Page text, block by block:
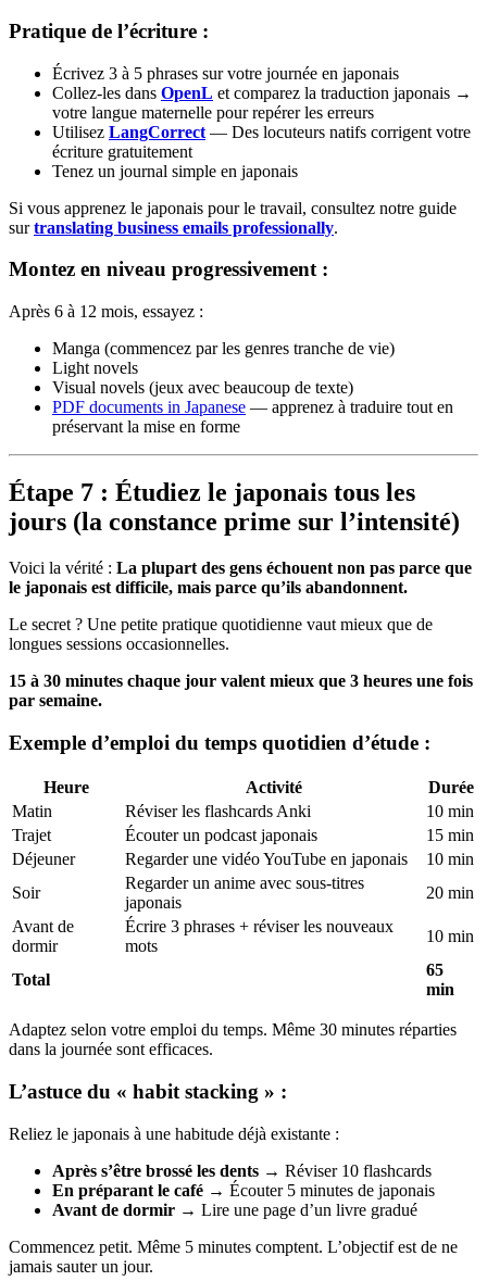
Pratique de l’écriture :
Écrivez 3 à 5 phrases sur votre journée en japonais
Collez-les dans OpenL et comparez la traduction japonais →
votre langue maternelle pour repérer les erreurs
Utilisez LangCorrect — Des locuteurs natifs corrigent votre
écriture gratuitement
Tenez un journal simple en japonais
Si vous apprenez le japonais pour le travail, consultez notre guide
surtranslating business emails professionally.
Montez en niveau progressivement :
Après 6 à 12 mois, essayez :
Manga (commencez par les genres tranche de vie)
Light novels
Visual novels (jeux avec beaucoup de texte)
PDF documents in Japanese — apprenez à traduire tout en
préservant la mise en forme
Étape 7 : Étudiez le japonais tous les
jours (la constance prime sur l’intensité)
Voici la vérité : La plupart des gens échouent non pas parce que
le japonais est difficile, mais parce qu’ils abandonnent.
Le secret ? Une petite pratique quotidienne vaut mieux que de
longues sessions occasionnelles.
15 à 30 minutes chaque jour valent mieux que 3 heures une fois
par semaine.
Exemple d’emploi du temps quotidien d’étude :
Heure Activité
Durée
Matin
Réviser les flashcards Anki
10 min
Trajet
Écouter un podcast japonais
15 min
Déjeuner
Regarder une vidéo YouTube en japonais
10 min
Soir
Regarder un anime avec sous-titres
japonais
20 min
Avant de
dormir
Écrire 3 phrases + réviser les nouveaux
mots
10 min
Total
65
min
Adaptez selon votre emploi du temps. Même 30 minutes réparties
dans la journée sont efficaces.
L’astuce du « habit stacking » :
Reliez le japonais à une habitude déjà existante :
Après s’être brossé les dents → Réviser 10 flashcards
En préparant le café → Écouter 5 minutes de japonais
Avant de dormir → Lire une page d’un livre gradué
Commencez petit. Même 5 minutes comptent. L’objectif est de ne
jamais sauter un jour.